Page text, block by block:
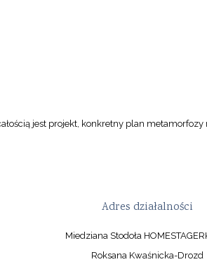
jest projekt, konkretny plan
Adres działalności
Miedziana Stodoła
Roksana Kwaśnicka-Drozd